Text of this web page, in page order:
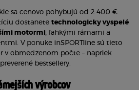
sa cenovo pohybujú od 2 400 €
dostanete technologicky vyspelé
motormi, ľahkými rámami a
V ponuke inSPORTline sú tieto
v obmedzenom počte – napriek
bestsellery.
výrobcov